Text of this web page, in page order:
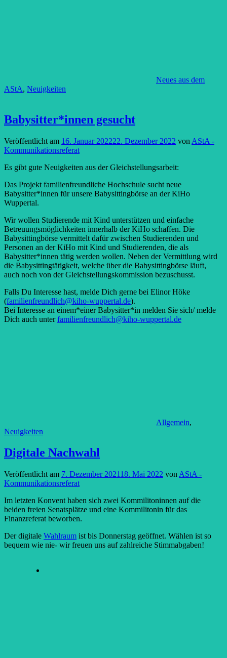
Neues aus dem
AStA, Neuigkeiten
Babysitter*innen gesucht
Veröffentlicht am 16. Januar 202222. Dezember 2022 von AStA -
Kommunikationsreferat
Es gibt gute Neuigkeiten aus der Gleichstellungsarbeit:
Das Projekt familienfreundliche Hochschule sucht neue
Babysitter*innen für unsere Babysittingbörse an der KiHo
Wuppertal.
Wir wollen Studierende mit Kind unterstützen und einfache
Betreuungsmöglichkeiten innerhalb der KiHo schaffen. Die
Babysittingbörse vermittelt dafür zwischen Studierenden und
Personen an der KiHo mit Kind und Studierenden, die als
Babysitter*innen tätig werden wollen. Neben der Vermittlung wird
die Babysittingtätigkeit, welche über die Babysittingbörse läuft,
auch noch von der Gleichstellungskommission bezuschusst.
Falls Du Interesse hast, melde Dich gerne bei Elinor Höke
(familienfreundlich@kiho-wuppertal.de).
Bei Interesse an einem*einer Babysitter*in melden Sie sich/ melde
Dich auch unterfamilienfreundlich@kiho-wuppertal.de
Allgemein,
Neuigkeiten
Digitale Nachwahl
Veröffentlicht am 7. Dezember 202118. Mai 2022 von AStA -
Kommunikationsreferat
Im letzten Konvent haben sich zwei Kommilitoninnen auf die
beiden freien Senatsplätze und eine Kommilitonin für das
Finanzreferat beworben.
Der digitale Wahlraum ist bis Donnerstag geöffnet. Wählen ist so
bequem wie nie- wir freuen uns auf zahlreiche Stimmabgaben!